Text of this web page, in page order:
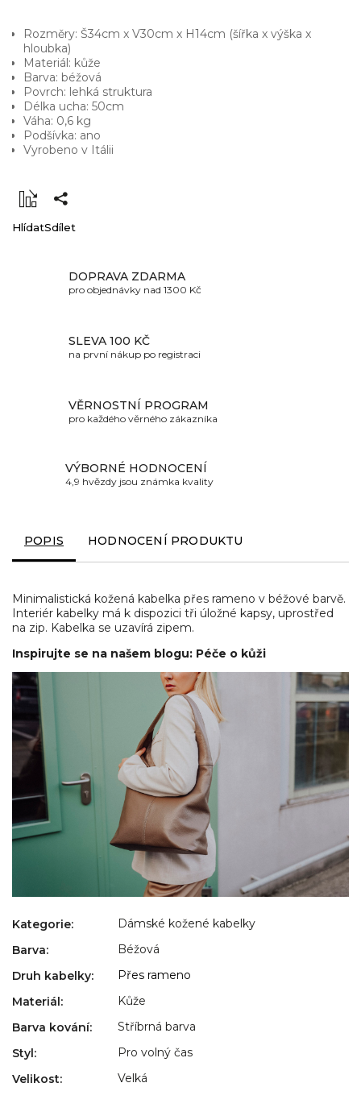
Rozměry: Š34cm x V30cm x H14cm (šířka x výška x
hloubka)
Materiál: kůže
Barva: béžová
Povrch: lehká struktura
Délka ucha: 50cm
Váha: 0,6 kg
Podšívka: ano
Vyrobeno v Itálii
HlídatSdílet
DOPRAVA ZDARMA
pro objednávky nad 1300 Kč
SLEVA 100 KČ
na první nákup po registraci
VĚRNOSTNÍ PROGRAM
pro každého věrného zákazníka
VÝBORNÉ HODNOCENÍ
4,9 hvězdy jsou známka kvality
POPIS HODNOCENÍ PRODUKTU
Minimalistická kožená kabelka přes rameno v béžové barvě.
Interiér kabelky má k dispozici tři úložné kapsy, uprostřed
na zip. Kabelka se uzavírá zipem.
Inspirujte se na našem blogu: Péče o kůži
Kategorie:
Dámské kožené kabelky
Barva:
Béžová
Druh kabelky:
Přes rameno
Materiál:
Kůže
Barva kování:
Stříbrná barva
Styl:
Pro volný čas
Velikost: Velká